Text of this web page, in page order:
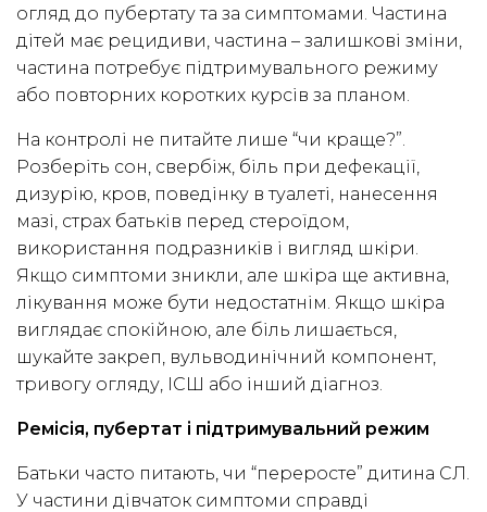
огляд до пубертату та за симптомами. Частина
дітей має рецидиви, частина – залишкові зміни,
частина потребує підтримувального режиму
або повторних коротких курсів за планом.
На контролі не питайте лише “чи краще?”.
Розберіть сон, свербіж, біль при дефекації,
дизурію, кров, поведінку в туалеті, нанесення
мазі, страх батьків перед стероїдом,
використання подразників і вигляд шкіри.
Якщо симптоми зникли, але шкіра ще активна,
лікування може бути недостатнім. Якщо шкіра
виглядає спокійною, але біль лишається,
шукайте закреп, вульводинічний компонент,
тривогу огляду, ІСШ або інший діагноз.
Ремісія, пубертат і підтримувальний режим
Батьки часто питають, чи “переросте” дитина СЛ.
У частини дівчаток симптоми справді